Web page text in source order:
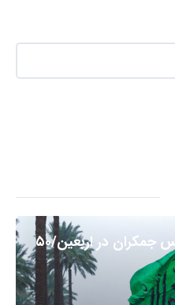
کارنامه موکب مسجد مقدس جمکران در اربعین/۵۰